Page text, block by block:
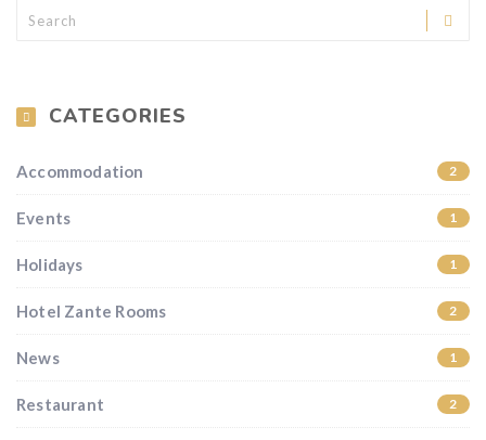
CATEGORIES
Accommodation 2
Events 1
Holidays 1
Hotel Zante Rooms 2
News 1
Restaurant 2